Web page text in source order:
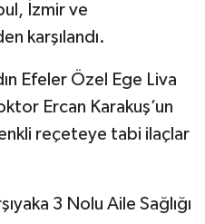
İzmir ve
karşılandı.
Efeler Özel Ege Liva
Ercan Karakuş’un
reçeteye tabi ilaçlar
3 Nolu Aile Sağlığı